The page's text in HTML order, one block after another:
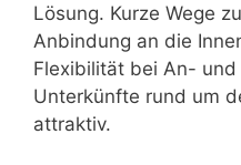
Lösung. Kurze Wege
Anbindung an die
Flexibilität bei An-
Unterkünfte rund um
attraktiv.